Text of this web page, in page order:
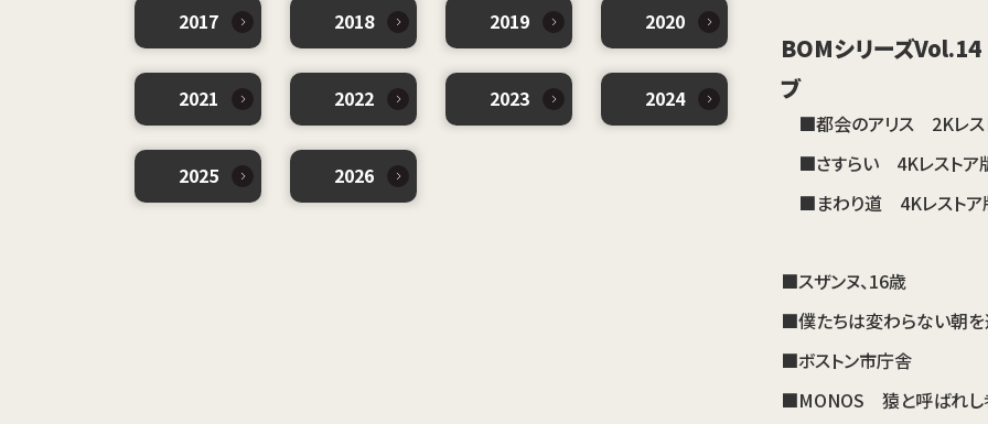
2017 2018 2019 2020
2021 2022 2023 2024
2025 2026
BOMシリーズVol.14
ブ
■都会のアリス 2Kレス
■さすらい 4Kレストア
■まわり道 4Kレスト
■スザンヌ、16歳
■僕たちは変わらない朝を
■ボストン市庁舎
■MONOS 猿と呼ばれし